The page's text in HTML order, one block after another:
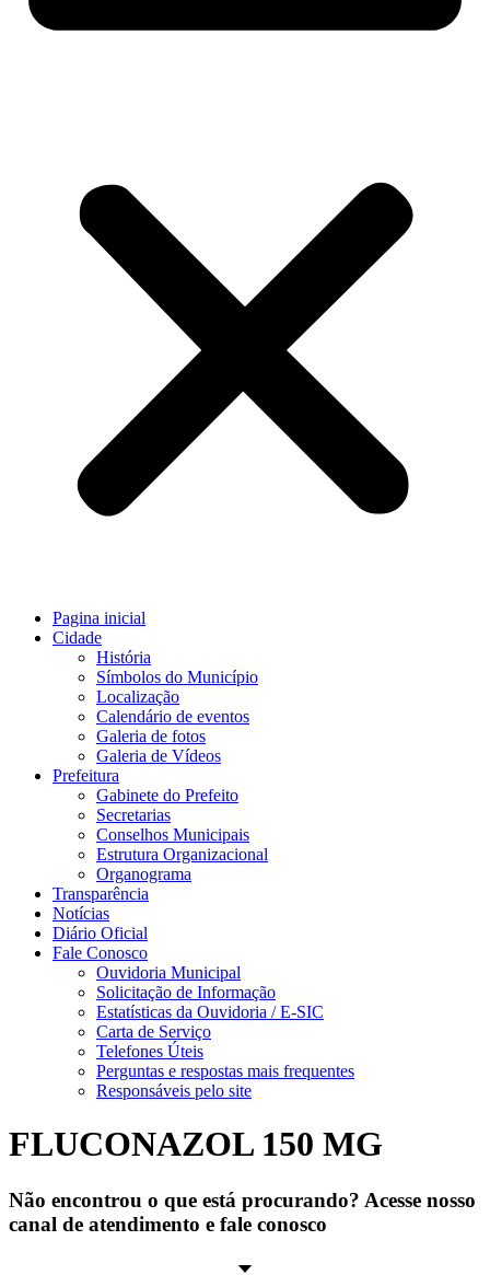
Pagina inicial
Cidade
História
Símbolos do Município
Localização
Calendário de eventos
Galeria de fotos
Galeria de Vídeos
Prefeitura
Gabinete do Prefeito
Secretarias
Conselhos Municipais
Estrutura Organizacional
Organograma
Transparência
Notícias
Diário Oficial
Fale Conosco
Ouvidoria Municipal
Solicitação de Informação
Estatísticas da Ouvidoria / E-SIC
Carta de Serviço
Telefones Úteis
Perguntas e respostas mais frequentes
Responsáveis pelo site
FLUCONAZOL 150 MG
Não encontrou o que está procurando? Acesse nosso
canal de atendimento e fale conosco